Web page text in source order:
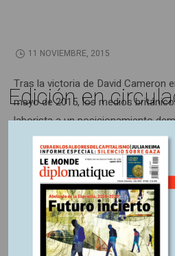
11 NOVIEMBRE, 2015
Tras la victoria de David Cameron
mayo de 2015, los medios
laborista a un posicionamiento
Edward Miliband. Por el contrario,
partido eligieron como sucesor a
proveniente del ala más
Información
Edición en